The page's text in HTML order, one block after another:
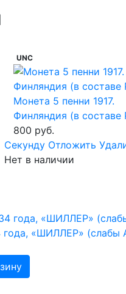
UNC
Монета 5 пенни 1917.
Финляндия (в составе
800 руб.
Cекунду Отложить
Нет в наличии
«ШИЛЛЕР» (слабы